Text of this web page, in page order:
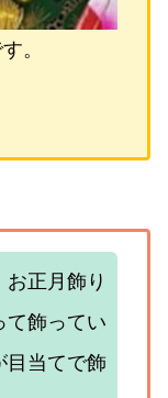
。
正月飾り
て飾ってい
目当てで飾